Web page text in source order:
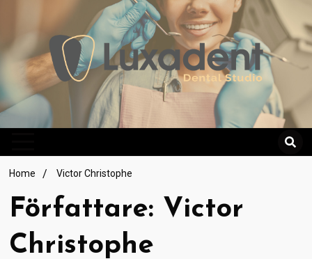
Home Victor Christophe
Författare: Victor
Christophe